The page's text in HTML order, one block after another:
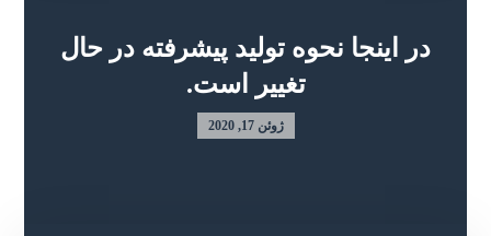
در اینجا نحوه تولید پیشرفته در حال
تغییر است.
ژوئن 17, 2020